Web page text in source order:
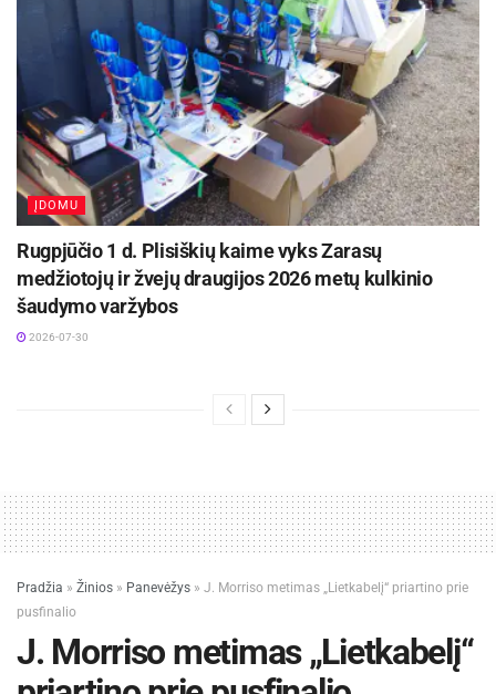
ĮDOMU
Rugpjūčio 1 d. Plisiškių kaime vyks Zarasų
medžiotojų ir žvejų draugijos 2026 metų kulkinio
šaudymo varžybos
2026-07-30
Pradžia » Žinios » Panevėžys » J. Morriso metimas „Lietkabelį“ priartino prie
pusfinalio
J. Morriso metimas „Lietkabelį“